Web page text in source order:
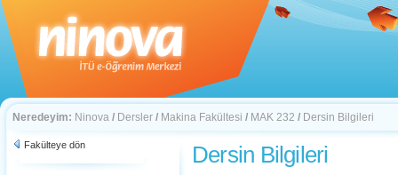
Neredeyim: Ninova / Dersler / Makina Fakültesi / MAK 232 / Dersin Bilgileri
Fakülteye dön Dersin Bilgileri